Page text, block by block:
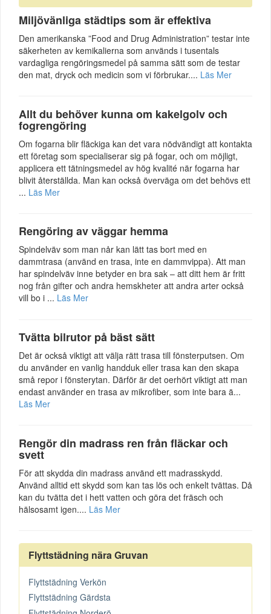
Miljövänliga städtips som är effektiva
Den amerikanska ”Food and Drug Administration” testar inte
säkerheten av kemikalierna som används i tusentals
vardagliga rengöringsmedel på samma sätt som de testar
den mat, dryck och medicin som vi förbrukar.... Läs Mer
Allt du behöver kunna om kakelgolv och
fogrengöring
Om fogarna blir fläckiga kan det vara nödvändigt att kontakta
ett företag som specialiserar sig på fogar, och om möjligt,
applicera ett tätningsmedel av hög kvalité när fogarna har
blivit återställda. Man kan också överväga om det behövs ett
... Läs Mer
Rengöring av väggar hemma
Spindelväv som man når kan lätt tas bort med en
dammtrasa (använd en trasa, inte en dammvippa). Att man
har spindelväv inne betyder en bra sak – att ditt hem är fritt
nog från gifter och andra hemskheter att andra arter också
vill bo i ... Läs Mer
Tvätta bilrutor på bäst sätt
Det är också viktigt att välja rätt trasa till fönsterputsen. Om
du använder en vanlig handduk eller trasa kan den skapa
små repor i fönsterytan. Därför är det oerhört viktigt att man
endast använder en trasa av mikrofiber, som inte bara ä...
Läs Mer
Rengör din madrass ren från fläckar och
svett
För att skydda din madrass använd ett madrasskydd.
Använd alltid ett skydd som kan tas lös och enkelt tvättas. Då
kan du tvätta det i hett vatten och göra det fräsch och
hälsosamt igen.... Läs Mer
Flyttstädning nära Gruvan
Flyttstädning Verkön
Flyttstädning Gärdsta